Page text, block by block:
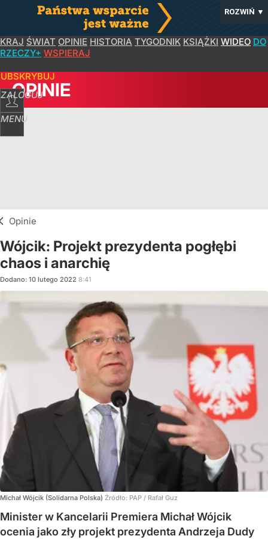
ROZWIŃ ▼
KRAJ ŚWIAT OPINIE HISTORIA TYGODNIK KSIĄŻKI WIDEO DO
RZECZY+ WSPIERAJ
ZALOGUJ
MENU
OPINIE
Opinie
Wójcik: Projekt prezydenta pogłębi
chaos i anarchię
Dodano: 10 lutego 2022 8:41
Michał Wójcik (Solidarna Polska) Źródło: PAP / Rafał Guz
Minister w Kancelarii Premiera Michał Wójcik
ocenia jako zły projekt prezydenta Andrzeja Dudy